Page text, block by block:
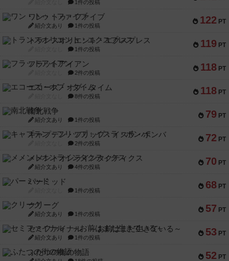
1件の投稿
122 PT
ワン・トゥ・ファイブ
紹介文あり 1件の投稿
119 PT
トランスオリエント・エクスプレス
1件の投稿
118 PT
フラットアイアン
2件の投稿
118 PT
エコーズ・オブ・タイム
8件の投稿
79 PT
南北戦争
紹介文あり 1件の投稿
72 PT
キャプテン・フリップ：イスラ・ボンバ
2件の投稿
70 PT
メメントオンラインタクティクス
紹介文あり 4件の投稿
68 PT
パーミッド
1件の投稿
57 PT
クリーグ
紹介文あり 1件の投稿
53 PT
セミファイナル ～お前はまだ生きている～
紹介文あり 1件の投稿
52 PT
ふたつの街の物語